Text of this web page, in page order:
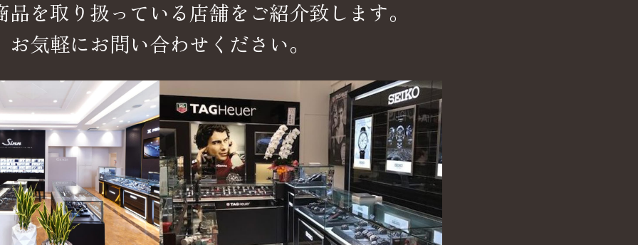
を取り扱っている店舗をご紹介致します。
お気軽にお問い合わせください。